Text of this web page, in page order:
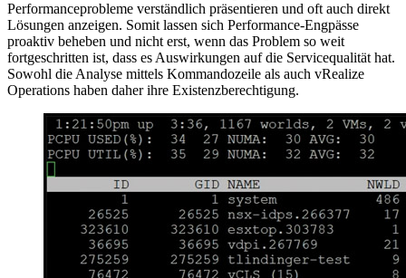
Performanceprobleme verständlich präsentieren und oft auch direkt
Lösungen anzeigen. Somit lassen sich Performance-Engpässe
proaktiv beheben und nicht erst, wenn das Problem so weit
fortgeschritten ist, dass es Auswirkungen auf die Servicequalität hat.
Sowohl die Analyse mittels Kommandozeile als auch vRealize
Operations haben daher ihre Existenzberechtigung.